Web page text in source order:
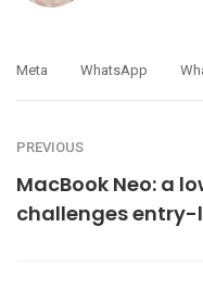
Meta WhatsApp
PREVIOUS
MacBook Neo: a
challenges entry-